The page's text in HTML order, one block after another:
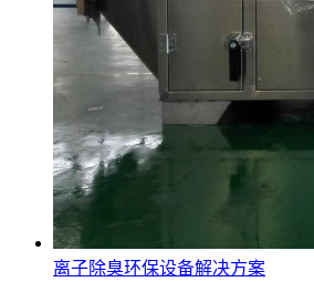
离子除臭环保设备解决方案